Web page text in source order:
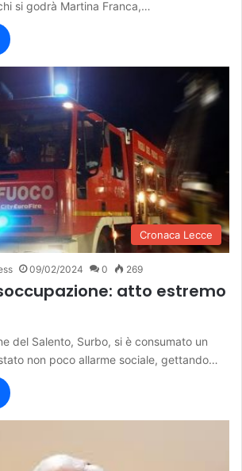
si godrà Martina Franca,…
Cronaca Lecce
09/02/2024 0 269
atto estremo
del Salento, Surbo, si è consumato un
non poco allarme sociale, gettando…